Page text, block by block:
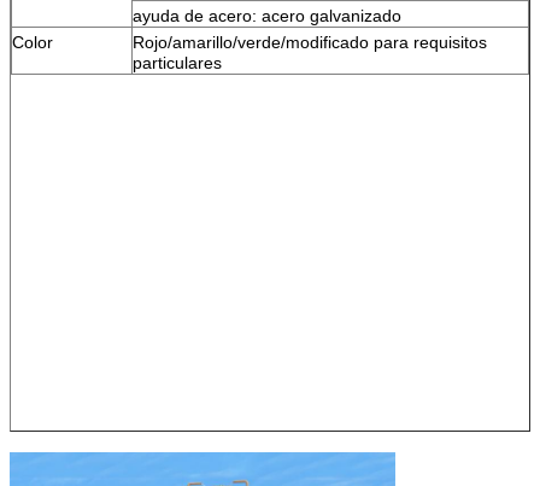
ayuda de acero: acero galvanizado
Color
Rojo/amarillo/verde/modificado para requisitos
particulares